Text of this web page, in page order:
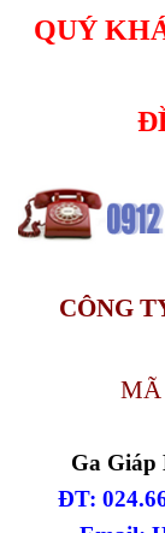
QUÝ
CÔNG
MÃ
Ga Giáp
ĐT: